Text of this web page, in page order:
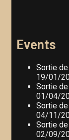
Events
Sortie
19/01/
Sortie de
01/04/
Sortie de
04/11/
Sortie de
02/09/